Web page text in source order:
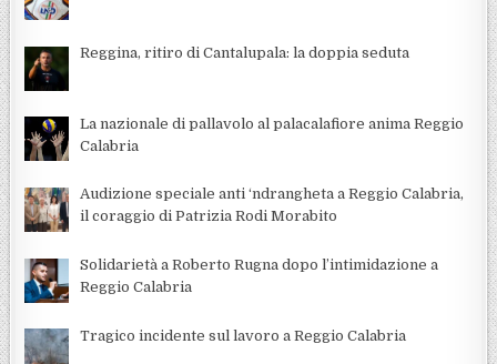
Reggina, ritiro di Cantalupala: la doppia seduta
La nazionale di pallavolo al palacalafiore anima Reggio
Calabria
Audizione speciale anti ‘ndrangheta a Reggio Calabria,
il coraggio di Patrizia Rodi Morabito
Solidarietà a Roberto Rugna dopo l’intimidazione a
Reggio Calabria
Tragico incidente sul lavoro a Reggio Calabria